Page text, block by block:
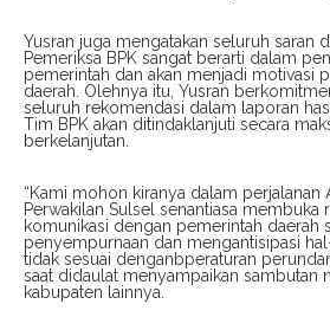
Yusran juga mengatakan seluruh saran
Pemeriksa BPK sangat berarti dalam
pemerintah dan akan menjadi motivasi
daerah. Olehnya itu, Yusran
seluruh rekomendasi dalam laporan
Tim BPK akan ditindaklanjuti secara
berkelanjutan.
“Kami mohon kiranya dalam perjalanan
Perwakilan Sulsel senantiasa membuka
komunikasi dengan pemerintah daerah
penyempurnaan dan mengantisipasi
tidak sesuai denganbperaturan
saat didaulat menyampaikan sambutan
kabupaten lainnya.